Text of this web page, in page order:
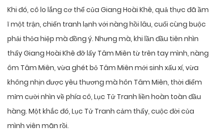
Khi đó, cô lo lắng cơ thể của Giang Hoài Khê, quả thực đã ầm
ĩ một trận, chiến tranh lạnh với nàng hồi lâu, cuối cùng buộc
phải thỏa hiệp mà đồng ý. Nhưng mà, khi lần đầu tiên nhìn
thấy Giang Hoài Khê đỡ lấy Tâm Miên từ trên tay mình, nàng
ôm Tâm Miên, vừa ghét bỏ Tâm Miên mới sinh xấu xí, vừa
không nhịn được yêu thương mà hôn Tâm Miên, thời điểm
mỉm cười nhìn về phía cô, Lục Tử Tranh liền hoàn toàn đầu
hàng. Một khắc đó, Lục Tử Tranh cảm thấy, cuộc đời của
mình viên mãn rồi.